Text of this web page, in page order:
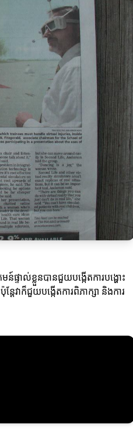
ាល់ខ្លួនបានជួយបង្កើតការបង្ហោះ
ាក៏ជួយបង្កើតការពិភាក្សា និងការ